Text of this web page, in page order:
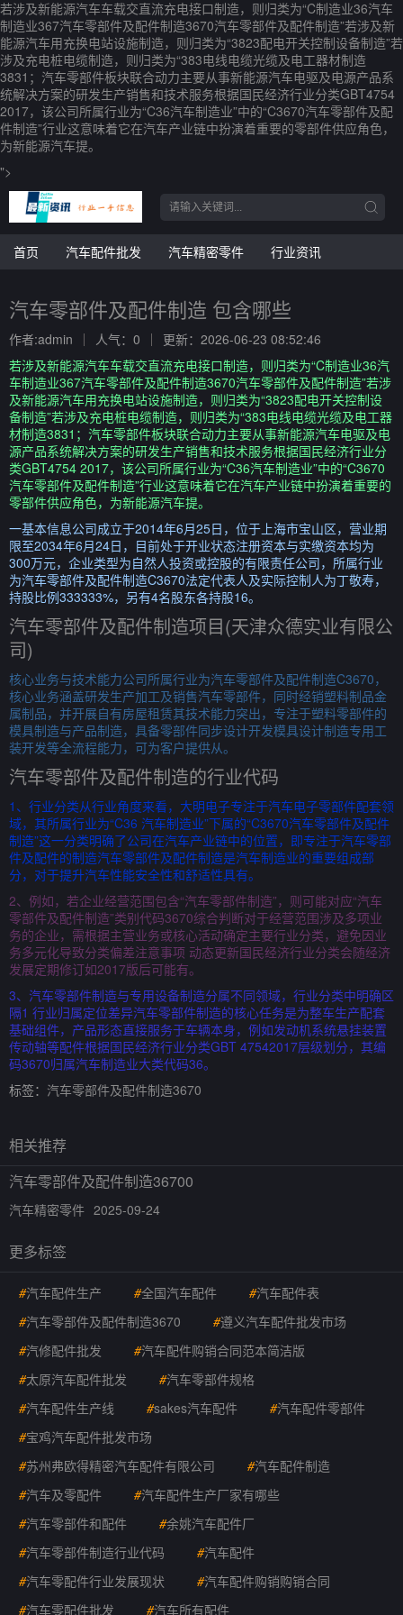
若涉及新能源汽车车载交直流充电接口制造，则归类为“C制造业36汽车
制造业367汽车零部件及配件制造3670汽车零部件及配件制造”若涉及新
能源汽车用充换电站设施制造，则归类为“3823配电开关控制设备制造”若
涉及充电桩电缆制造，则归类为“383电线电缆光缆及电工器材制造
3831；汽车零部件板块联合动力主要从事新能源汽车电驱及电源产品系
统解决方案的研发生产销售和技术服务根据国民经济行业分类GBT4754
2017，该公司所属行业为“C36汽车制造业”中的“C3670汽车零部件及配
件制造”行业这意味着它在汽车产业链中扮演着重要的零部件供应角色，
为新能源汽车提。
">
首页 汽车配件批发 汽车精密零件 行业资讯
汽车零部件及配件制造 包含哪些
作者:admin 人气：0
更新：2026-06-23 08:52:46
若涉及新能源汽车车载交直流充电接口制造，则归类为“C制造业36汽
车制造业367汽车零部件及配件制造3670汽车零部件及配件制造”若涉
及新能源汽车用充换电站设施制造，则归类为“3823配电开关控制设
备制造”若涉及充电桩电缆制造，则归类为“383电线电缆光缆及电工器
材制造3831；汽车零部件板块联合动力主要从事新能源汽车电驱及电
源产品系统解决方案的研发生产销售和技术服务根据国民经济行业分
类GBT4754 2017，该公司所属行业为“C36汽车制造业”中的“C3670
汽车零部件及配件制造”行业这意味着它在汽车产业链中扮演着重要的
零部件供应角色，为新能源汽车提。
一基本信息公司成立于2014年6月25日，位于上海市宝山区，营业期
限至2034年6月24日，目前处于开业状态注册资本与实缴资本均为
300万元，企业类型为自然人投资或控股的有限责任公司，所属行业
为汽车零部件及配件制造C3670法定代表人及实际控制人为丁敬寿，
持股比例333333%，另有4名股东各持股16。
汽车零部件及配件制造项目(天津众德实业有限公
司)
核心业务与技术能力公司所属行业为汽车零部件及配件制造C3670，
核心业务涵盖研发生产加工及销售汽车零部件，同时经销塑料制品金
属制品，并开展自有房屋租赁其技术能力突出，专注于塑料零部件的
模具制造与产品制造，具备零部件同步设计开发模具设计制造专用工
装开发等全流程能力，可为客户提供从。
汽车零部件及配件制造的行业代码
1、行业分类从行业角度来看，大明电子专注于汽车电子零部件配套领
域，其所属行业为“C36 汽车制造业”下属的“C3670汽车零部件及配件
制造”这一分类明确了公司在汽车产业链中的位置，即专注于汽车零部
件及配件的制造汽车零部件及配件制造是汽车制造业的重要组成部
分，对于提升汽车性能安全性和舒适性具有。
2、例如，若企业经营范围包含“汽车零部件制造”，则可能对应“汽车
零部件及配件制造”类别代码3670综合判断对于经营范围涉及多项业
务的企业，需根据主营业务或核心活动确定主要行业分类，避免因业
务多元化导致分类偏差注意事项 动态更新国民经济行业分类会随经济
发展定期修订如2017版后可能有。
3、汽车零部件制造与专用设备制造分属不同领域，行业分类中明确区
隔1 行业归属定位差异汽车零部件制造的核心任务是为整车生产配套
基础组件，产品形态直接服务于车辆本身，例如发动机系统悬挂装置
传动轴等配件根据国民经济行业分类GBT 47542017层级划分，其编
码3670归属汽车制造业大类代码36。
标签： 汽车零部件及配件制造3670
相关推荐
汽车零部件及配件制造36700
汽车精密零件 2025-09-24
更多标签
#汽车配件生产 #全国汽车配件 #汽车配件表
#汽车零部件及配件制造3670 #遵义汽车配件批发市场
#汽修配件批发 #汽车配件购销合同范本简洁版
#太原汽车配件批发 #汽车零部件规格
#汽车配件生产线 #sakes汽车配件 #汽车配件零部件
#宝鸡汽车配件批发市场
#苏州弗欧得精密汽车配件有限公司 #汽车配件制造
#汽车及零配件 #汽车配件生产厂家有哪些
#汽车零部件和配件 #余姚汽车配件厂
#汽车零部件制造行业代码 #汽车配件
#汽车零配件行业发展现状 #汽车配件购销购销合同
#汽车零配件批发 #汽车所有配件